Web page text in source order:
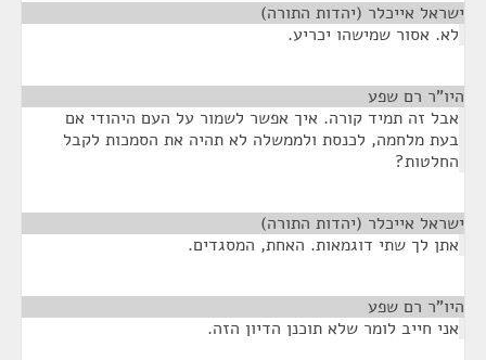
ישראל אייכלר (יהדות התורה)
לא. אסור שמישהו יכריע.
היו"ר רם שפע
אבל זה תמיד קורה. איך אפשר לשמור על העם היהודי אם
בעת מלחמה, לכנסת ולממשלה לא תהיה את הסמכות לקבל
החלטות?
ישראל אייכלר (יהדות התורה)
אתן לך שתי דוגמאות. האחת, המסגדים.
היו"ר רם שפע
אני חייב לומר שלא תוכנן הדיון הזה.